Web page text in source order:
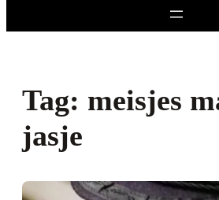
Tag: meisjes
jasje